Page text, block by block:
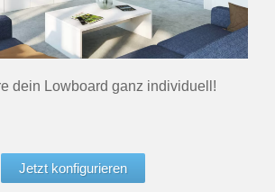
dein Lowboard ganz individuell!
Jetzt konfigurieren